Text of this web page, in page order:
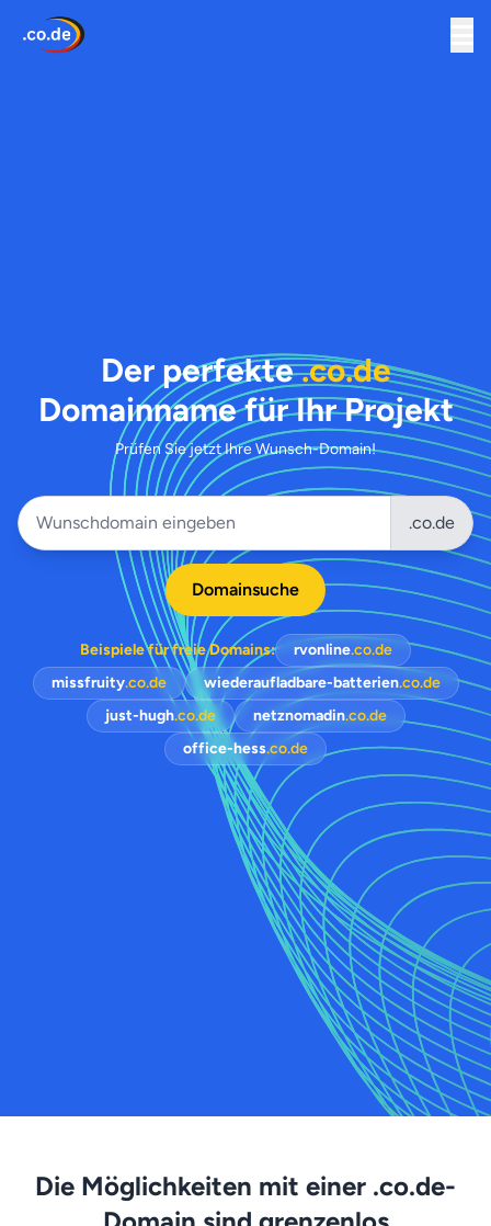
Der perfekte.co.de
Domainname für Ihr Projekt
Prüfen Sie jetzt Ihre Wunsch-Domain!
.co.de
Domainsuche
Beispiele für freie Domains: rvonline.co.de
missfruity.co.de wiederaufladbare-batterien.co.de
just-hugh.co.de netznomadin.co.de
office-hess.co.de
Die Möglichkeiten mit einer .co.de-